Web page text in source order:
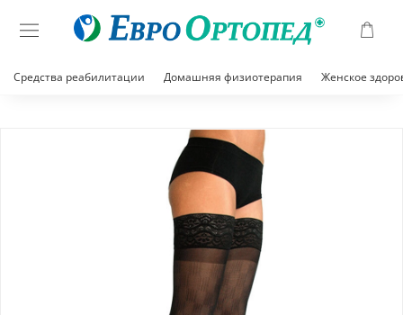
Средства реабилитации Домашняя физиотерапия Женское